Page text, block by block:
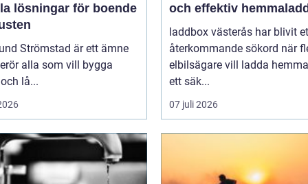
lösningar för boende
Strömstad är ett ämne
alla som vill bygga
lå...
och effektiv
laddbox västerås har blivit
återkommande sökord när
elbilsägare vill ladda
ett säk...
07 juli 2026